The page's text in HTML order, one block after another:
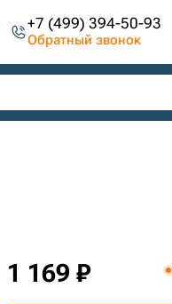
+7 (499) 394-50-93
Обратный звонок
1 169 ₽